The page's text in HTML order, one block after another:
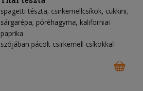
spagetti tészta csirkemellcsíkok cukkini
sárgarépa póréhagyma kaliforniai
paprika
szójában pácolt csirkemell csíkokkal